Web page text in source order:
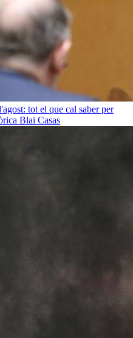
tot el que cal saber per
Blai Casas